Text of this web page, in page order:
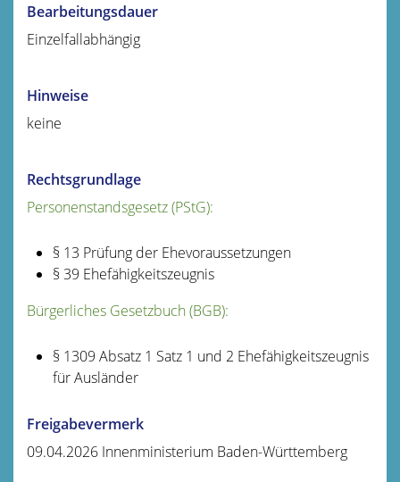
Bearbeitungsdauer
Einzelfallabhängig
Hinweise
keine
Rechtsgrundlage
Personenstandsgesetz (PStG):
§ 13 Prüfung der Ehevoraussetzungen
§ 39 Ehefähigkeitszeugnis
Bürgerliches Gesetzbuch (BGB):
§ 1309 Absatz 1 Satz 1 und 2 Ehefähigkeitszeugnis
für Ausländer
Freigabevermerk
09.04.2026 Innenministerium Baden-Württemberg